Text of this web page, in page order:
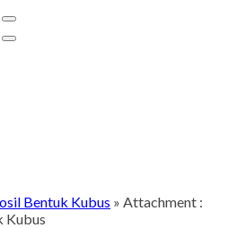
Bentuk Kubus » Attachment :
Kubus